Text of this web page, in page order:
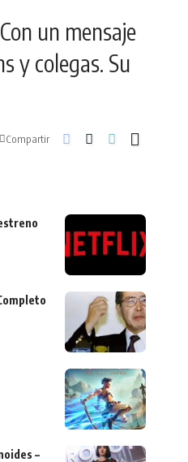
un mensaje
y colegas. Su
Compartir
–